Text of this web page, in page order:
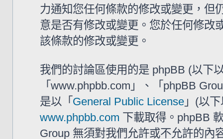
力通知您任何條款的修改或變更，但
意是否有修改或變更。您於任何修改
該條款的修改或變更。
我們的討論區使用的是 phpBB (以下
「www.phpbb.com」、「phpBB
是以「 General Public License 」(以
www.phpbb.com 下載取得。phpBB
Group 無須對我們允許或不允許的內